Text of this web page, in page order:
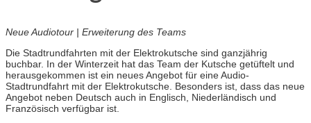
Neue Audiotour | Erweiterung des Teams
Die Stadtrundfahrten mit der Elektrokutsche sind ganzjährig
buchbar. In der Winterzeit hat das Team der Kutsche getüftelt und
herausgekommen ist ein neues Angebot für eine Audio-
Stadtrundfahrt mit der Elektrokutsche. Besonders ist, dass das neue
Angebot neben Deutsch auch in Englisch, Niederländisch und
Französisch verfügbar ist.